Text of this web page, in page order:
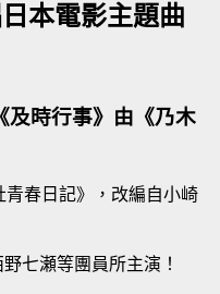
本電影主題曲
及時行事》由《乃木
春日記》，改編自小崎
七瀬等團員所主演！